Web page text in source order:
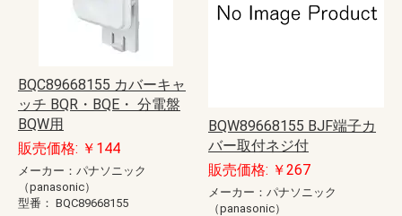
BQC89668155 カバーキャ
ッチ BQR・BQE・ 分電盤
BQW用
販売価格: ￥144
メーカー：パナソニック
（panasonic）
型番： BQC89668155
BQW89668155 BJF端子カ
バー取付ネジ付
販売価格: ￥267
メーカー：パナソニック
（panasonic）